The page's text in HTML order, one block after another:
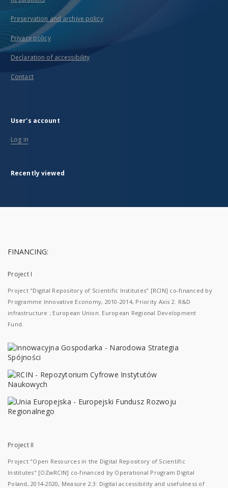
Preservation and archive policy
Privacy policy
Declaration of accessibility
Contact
User's account
Log in
Recently viewed
FINANCING:
Project I
Project "Digital Repository of Scientific Institutes" [RCIN] co-financed by
Programme Innovative Economy, 2010-2014, Priority Axis 2. R&D
infrastructure ; European Union. European Regional Development
Fund.
Project II
Project "Open Resources in the Digital Repository of Scientific
Institutes" [OZwRCIN] co-financed by Operational Program Digital
Poland, 2014-2020, Measure 2.3: Digital accessibility and usefulness of